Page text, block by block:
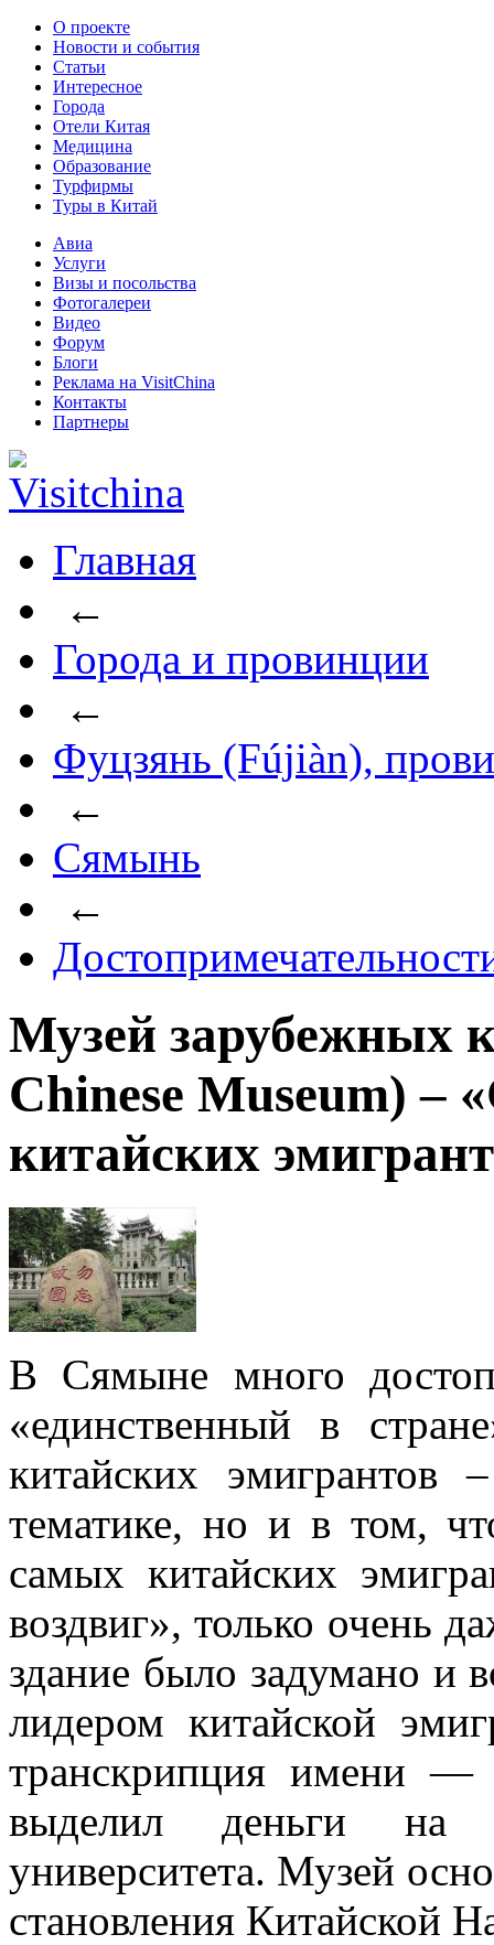
О проекте
Новости и события
Статьи
Интересное
Города
Отели Китая
Медицина
Образование
Турфирмы
Туры в Китай
Авиа
Услуги
Визы и посольства
Фотогалереи
Видео
Форум
Блоги
Реклама на VisitChina
Контакты
Партнеры
Главная
←
Города и провинции
←
Фуцзянь (Fújiàn),
←
Сямынь
←
Музей зарубежных
Chinese Museum) –
китайских
В Сямыне много
«единственный в
китайских эмигрантов
тематике, но и в том,
самых китайских
воздвиг», только очень
здание было задумано и
лидером китайской
транскрипция имени
выделил деньги на
университета. Музей
становления Китайской